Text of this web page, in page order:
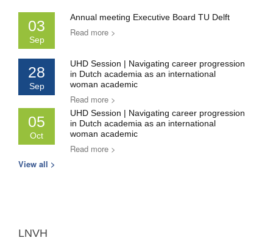
03
Sep
Annual meeting Executive Board TU Delft
Read more >
28
Sep
UHD Session | Navigating career progression
in Dutch academia as an international
woman academic
Read more >
05
Oct
UHD Session | Navigating career progression
in Dutch academia as an international
woman academic
Read more >
View all >
LNVH